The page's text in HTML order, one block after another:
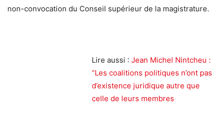
non-convocation du Conseil supérieur de la magistrature.
Lire aussi : Jean Michel Nintcheu :
“Les coalitions politiques n’ont pas
d’existence juridique autre que
celle de leurs membres